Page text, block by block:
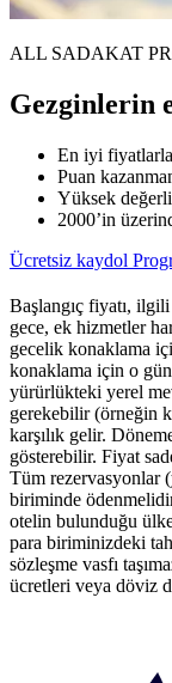
ALL SADAKAT
Gezginlerin
En iyi
Puan
Yüksek
2000’in
Ücretsiz kaydol
Başlangıç fiyatı,
gece, ek hizmetler
gecelik konaklama
konaklama için o
yürürlükteki yerel
gerekebilir (örneğin
karşılık gelir.
gösterebilir. Fiyat
Tüm rezervasyonlar
biriminde
otelin bulunduğu
para biriminizdeki
sözleşme vasfı
ücretleri veya döviz